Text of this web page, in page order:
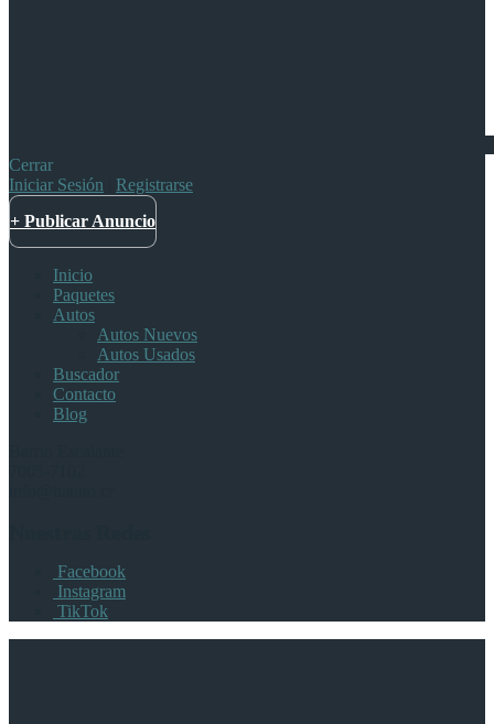
Cerrar
Iniciar Sesión
Registrarse
+ Publicar Anuncio
Inicio
Paquetes
Autos
Autos Nuevos
Autos Usados
Buscador
Contacto
Blog
Facebook
Instagram
TikTok